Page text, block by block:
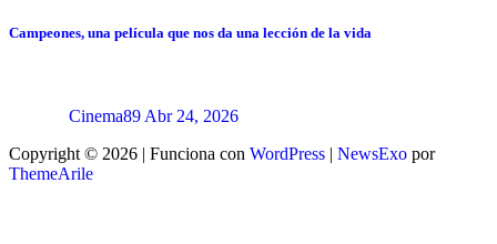
Campeones, una película que nos da una lección de la vida
Cinema89 Abr 24, 2026
Copyright © 2026 | Funciona con WordPress | NewsExo por
ThemeArile